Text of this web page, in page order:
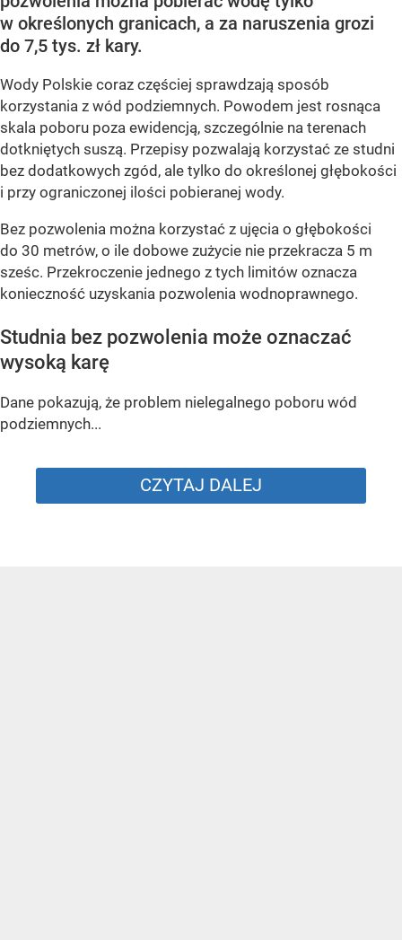
w określonych granicach, a za naruszenia grozi
do 7,5 tys. zł kary.
Wody Polskie coraz częściej sprawdzają sposób
korzystania z wód podziemnych. Powodem jest rosnąca
skala poboru poza ewidencją, szczególnie na terenach
dotkniętych suszą. Przepisy pozwalają korzystać ze studni
bez dodatkowych zgód, ale tylko do określonej głębokości
i przy ograniczonej ilości pobieranej wody.
Bez pozwolenia można korzystać z ujęcia o głębokości
do 30 metrów, o ile dobowe zużycie nie przekracza 5 m
sześc. Przekroczenie jednego z tych limitów oznacza
konieczność uzyskania pozwolenia wodnoprawnego.
Studnia bez pozwolenia może oznaczać
wysoką karę
Dane pokazują, że problem nielegalnego poboru wód
podziemnych...
CZYTAJ DALEJ